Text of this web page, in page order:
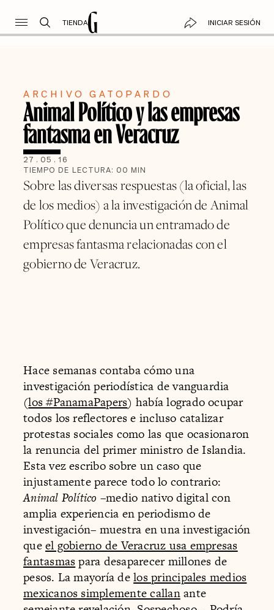
TIENDA INICIAR SESIÓN
ARCHIVO GATOPARDO
Animal Político y las empresas
fantasma en Veracruz
27 . 05 . 16
TIEMPO DE LECTURA: 00 MIN
Sobre las diversas respuestas (la oficial, las
de los medios) a la investigación de Animal
Político que denuncia un entramado de
empresas fantasma relacionadas con el
gobierno de Veracruz.
Hace semanas contaba cómo una
investigación periodística de vanguardia
(los #PanamaPapers) había logrado ocupar
todos los reflectores e incluso catalizar
protestas sociales como las que ocasionaron
la renuncia del primer ministro de Islandia.
Esta vez escribo sobre un caso que
injustamente parece todo lo contrario:
Animal Político –medio nativo digital con
amplia experiencia en periodismo de
investigación– muestra en una investigación
queel gobierno de Veracruz usa empresas
fantasmaspara desaparecer millones de
pesos. La mayoría delos principales medios
mexicanos simplemente callanante